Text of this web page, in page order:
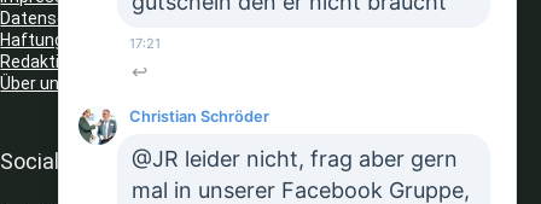
Datenschutz
Haftungsausschluss
Redaktionelle Richtlinien
Über uns
Social Media
17:21
↩
Christian Schröder
@JR leider nicht, frag aber gern
mal in unserer Facebook Gruppe,